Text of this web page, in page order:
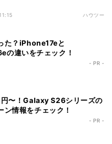
ハウツー
た？iPhone17eと
の違いをチェック！
- PR -
円〜！Galaxy S26シリーズの
ン情報をチェック！
- PR -